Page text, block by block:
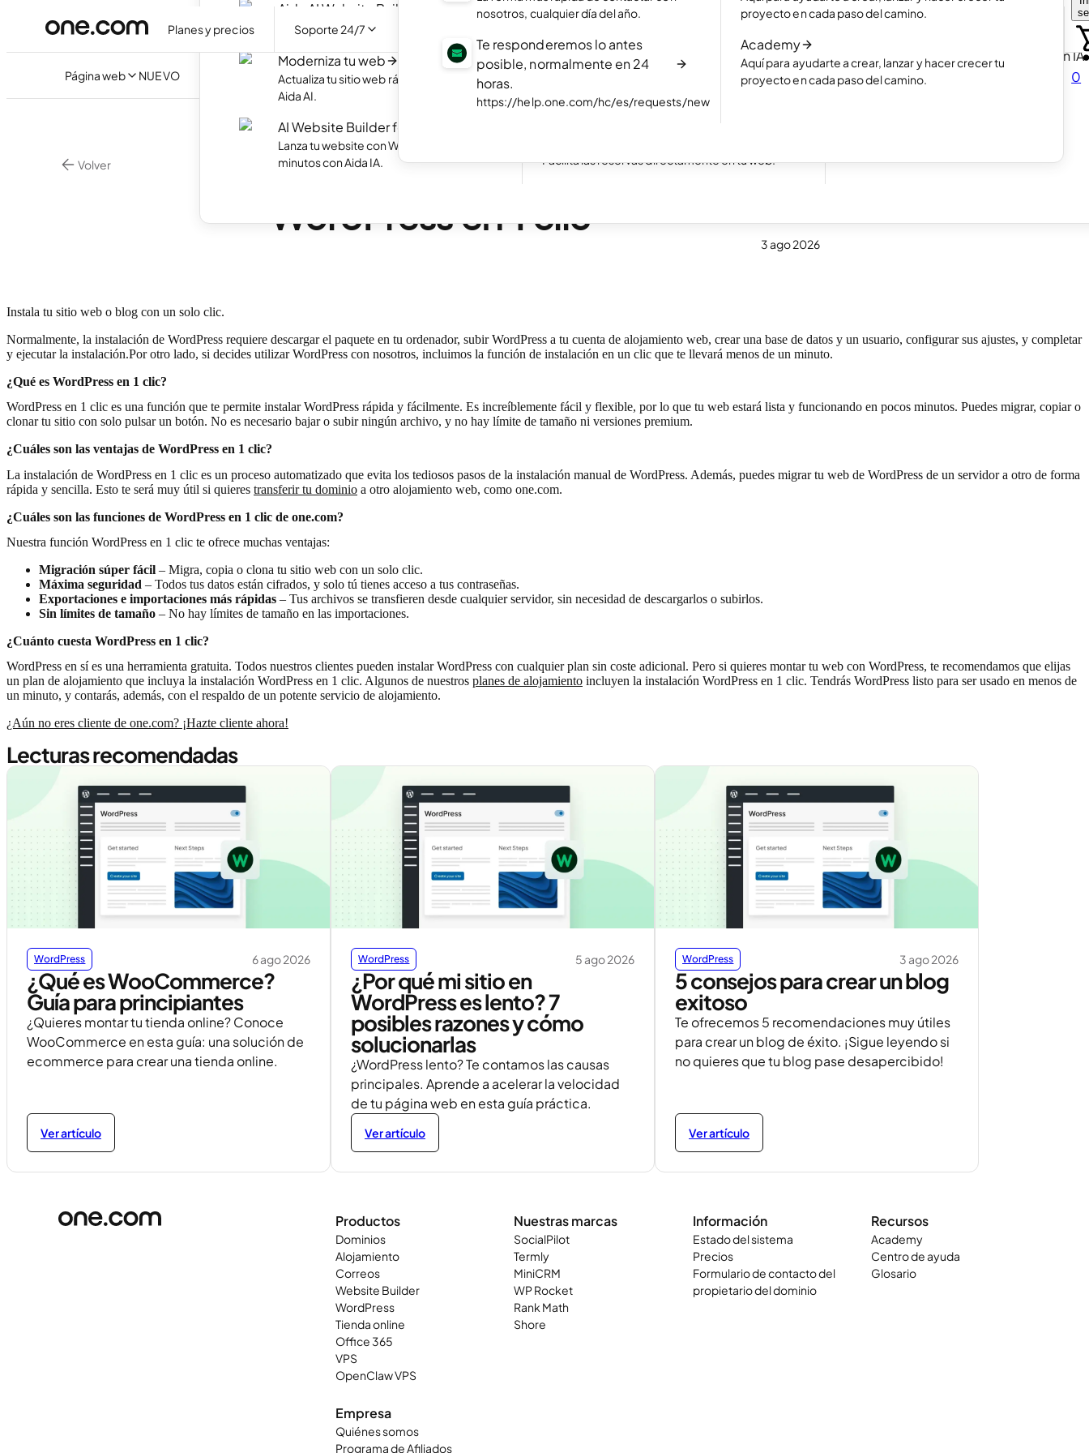
Planes y precios Soporte 24/7
nosotros, cualquier día del año.
Te responderemos lo antes
posible, normalmente en 24
horas.
https://help.one.com/hc/es/requests/new
proyecto en cada paso del camino.
Academy
Aquí para ayudarte a crear, lanzar y hacer crecer tu
proyecto en cada paso del camino.
0
Página web NUEVO
Aida AI Website Builder NUEVO
Crea tu propia web chateando con la IA.
Moderniza tu web
Actualiza tu sitio web rápidamente con
Aida AI.
AI Website Builder for WP
Lanza tu website con WordPress en
minutos con Aida IA.
Portfolio online
portfolio online atractivo.
Empieza tu tienda online
pedidos.
Facilita las reservas directamente en tu web.
Elige cómo quieres crear tu página web
Así funciona la creación de webs con IA
Leer el artículo
24.778 reviews on
Volver
WordPress en 1 clic
3 ago 2026
Instala tu sitio web o blog con un solo clic.
Normalmente, la instalación de WordPress requiere descargar el paquete en tu ordenador, subir WordPress a tu cuenta de alojamiento web, crear una base de datos y un usuario, configurar sus ajustes, y completar
y ejecutar la instalación.Por otro lado, si decides utilizar WordPress con nosotros, incluimos la función de instalación en un clic que te llevará menos de un minuto.
¿Qué es WordPress en 1 clic?
WordPress en 1 clic es una función que te permite instalar WordPress rápida y fácilmente. Es increíblemente fácil y flexible, por lo que tu web estará lista y funcionando en pocos minutos. Puedes migrar, copiar o
clonar tu sitio con solo pulsar un botón. No es necesario bajar o subir ningún archivo, y no hay límite de tamaño ni versiones premium.
¿Cuáles son las ventajas de WordPress en 1 clic?
La instalación de WordPress en 1 clic es un proceso automatizado que evita los tediosos pasos de la instalación manual de WordPress. Además, puedes migrar tu web de WordPress de un servidor a otro de forma
rápida y sencilla. Esto te será muy útil si quieres transferir tu dominio a otro alojamiento web, como one.com.
¿Cuáles son las funciones de WordPress en 1 clic de one.com?
Nuestra función WordPress en 1 clic te ofrece muchas ventajas:
Migración súper fácil – Migra, copia o clona tu sitio web con un solo clic.
Máxima seguridad – Todos tus datos están cifrados, y solo tú tienes acceso a tus contraseñas.
Exportaciones e importaciones más rápidas – Tus archivos se transfieren desde cualquier servidor, sin necesidad de descargarlos o subirlos.
Sin límites de tamaño – No hay límites de tamaño en las importaciones.
¿Cuánto cuesta WordPress en 1 clic?
WordPress en sí es una herramienta gratuita. Todos nuestros clientes pueden instalar WordPress con cualquier plan sin coste adicional. Pero si quieres montar tu web con WordPress, te recomendamos que elijas
un plan de alojamiento que incluya la instalación WordPress en 1 clic. Algunos de nuestros planes de alojamiento incluyen la instalación WordPress en 1 clic. Tendrás WordPress listo para ser usado en menos de
un minuto, y contarás, además, con el respaldo de un potente servicio de alojamiento.
¿Aún no eres cliente de one.com? ¡Hazte cliente ahora!
Lecturas recomendadas
WordPress 6 ago 2026
¿Qué es WooCommerce?
Guía para principiantes
¿Quieres montar tu tienda online? Conoce
WooCommerce en esta guía: una solución de
ecommerce para crear una tienda online.
Ver artículo
WordPress 5 ago 2026
¿Por qué mi sitio en
WordPress es lento? 7
posibles razones y cómo
solucionarlas
¿WordPress lento? Te contamos las causas
principales. Aprende a acelerar la velocidad
de tu página web en esta guía práctica.
Ver artículo
WordPress 3 ago 2026
5 consejos para crear un blog
exitoso
Te ofrecemos 5 recomendaciones muy útiles
para crear un blog de éxito. ¡Sigue leyendo si
no quieres que tu blog pase desapercibido!
Ver artículo
Productos
Dominios
Alojamiento
Correos
Website Builder
WordPress
Tienda online
Office 365
VPS
OpenClaw VPS
Nuestras marcas
SocialPilot
Termly
MiniCRM
WP Rocket
Rank Math
Shore
Información
Estado del sistema
Precios
Formulario de contacto del
propietario del dominio
Recursos
Academy
Centro de ayuda
Glosario
Empresa
Quiénes somos
Programa de Afiliados